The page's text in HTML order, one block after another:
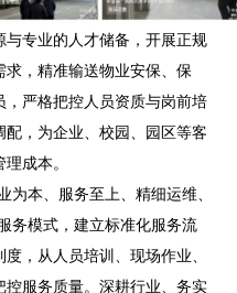
专业的人才储备，开展正规
，精准输送物业安保、保
严格把控人员资质与岗前培
，为企业、校园、园区等客
成本。
为本、服务至上、精细运维、
务模式，建立标准化服务流
，从人员培训、现场作业、
服务质量。深耕行业、务实